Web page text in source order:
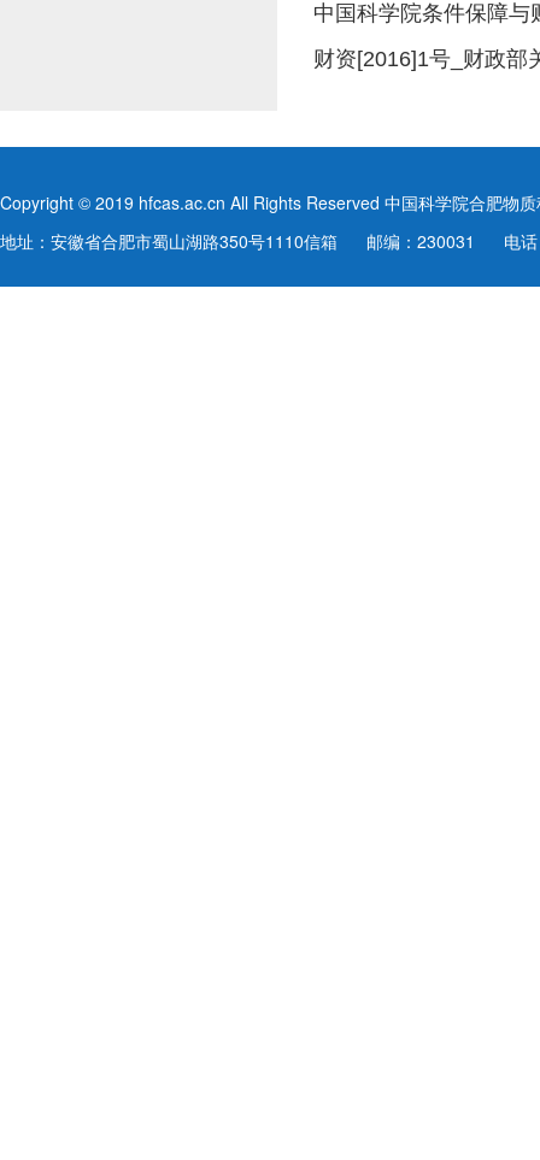
中国科学院条件保障
财资[2016]1号_财政部
Copyright © 2019 hfcas.ac.cn All Rights Reserved 中国科学院合肥物
地址：安徽省合肥市蜀山湖路350号1110信箱
邮编：230031 电